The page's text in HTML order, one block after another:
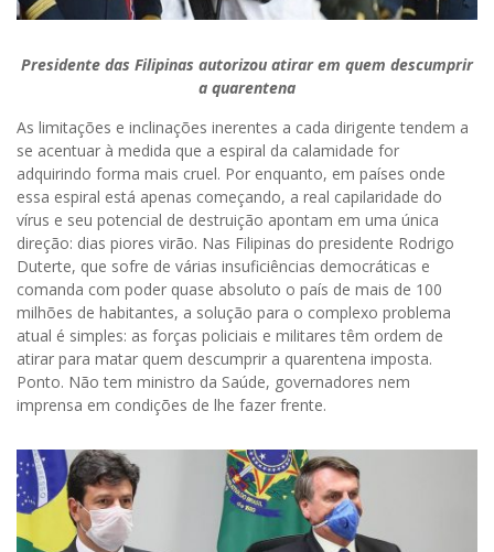
Presidente das Filipinas autorizou atirar em quem descumprir
a quarentena
As limitações e inclinações inerentes a cada dirigente tendem a
se acentuar à medida que a espiral da calamidade for
adquirindo forma mais cruel. Por enquanto, em países onde
essa espiral está apenas começando, a real capilaridade do
vírus e seu potencial de destruição apontam em uma única
direção: dias piores virão. Nas Filipinas do presidente Rodrigo
Duterte, que sofre de várias insuficiências democráticas e
comanda com poder quase absoluto o país de mais de 100
milhões de habitantes, a solução para o complexo problema
atual é simples: as forças policiais e militares têm ordem de
atirar para matar quem descumprir a quarentena imposta.
Ponto. Não tem ministro da Saúde, governadores nem
imprensa em condições de lhe fazer frente.